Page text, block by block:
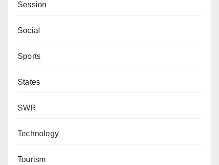
Session
Social
Sports
States
SWR
Technology
Tourism